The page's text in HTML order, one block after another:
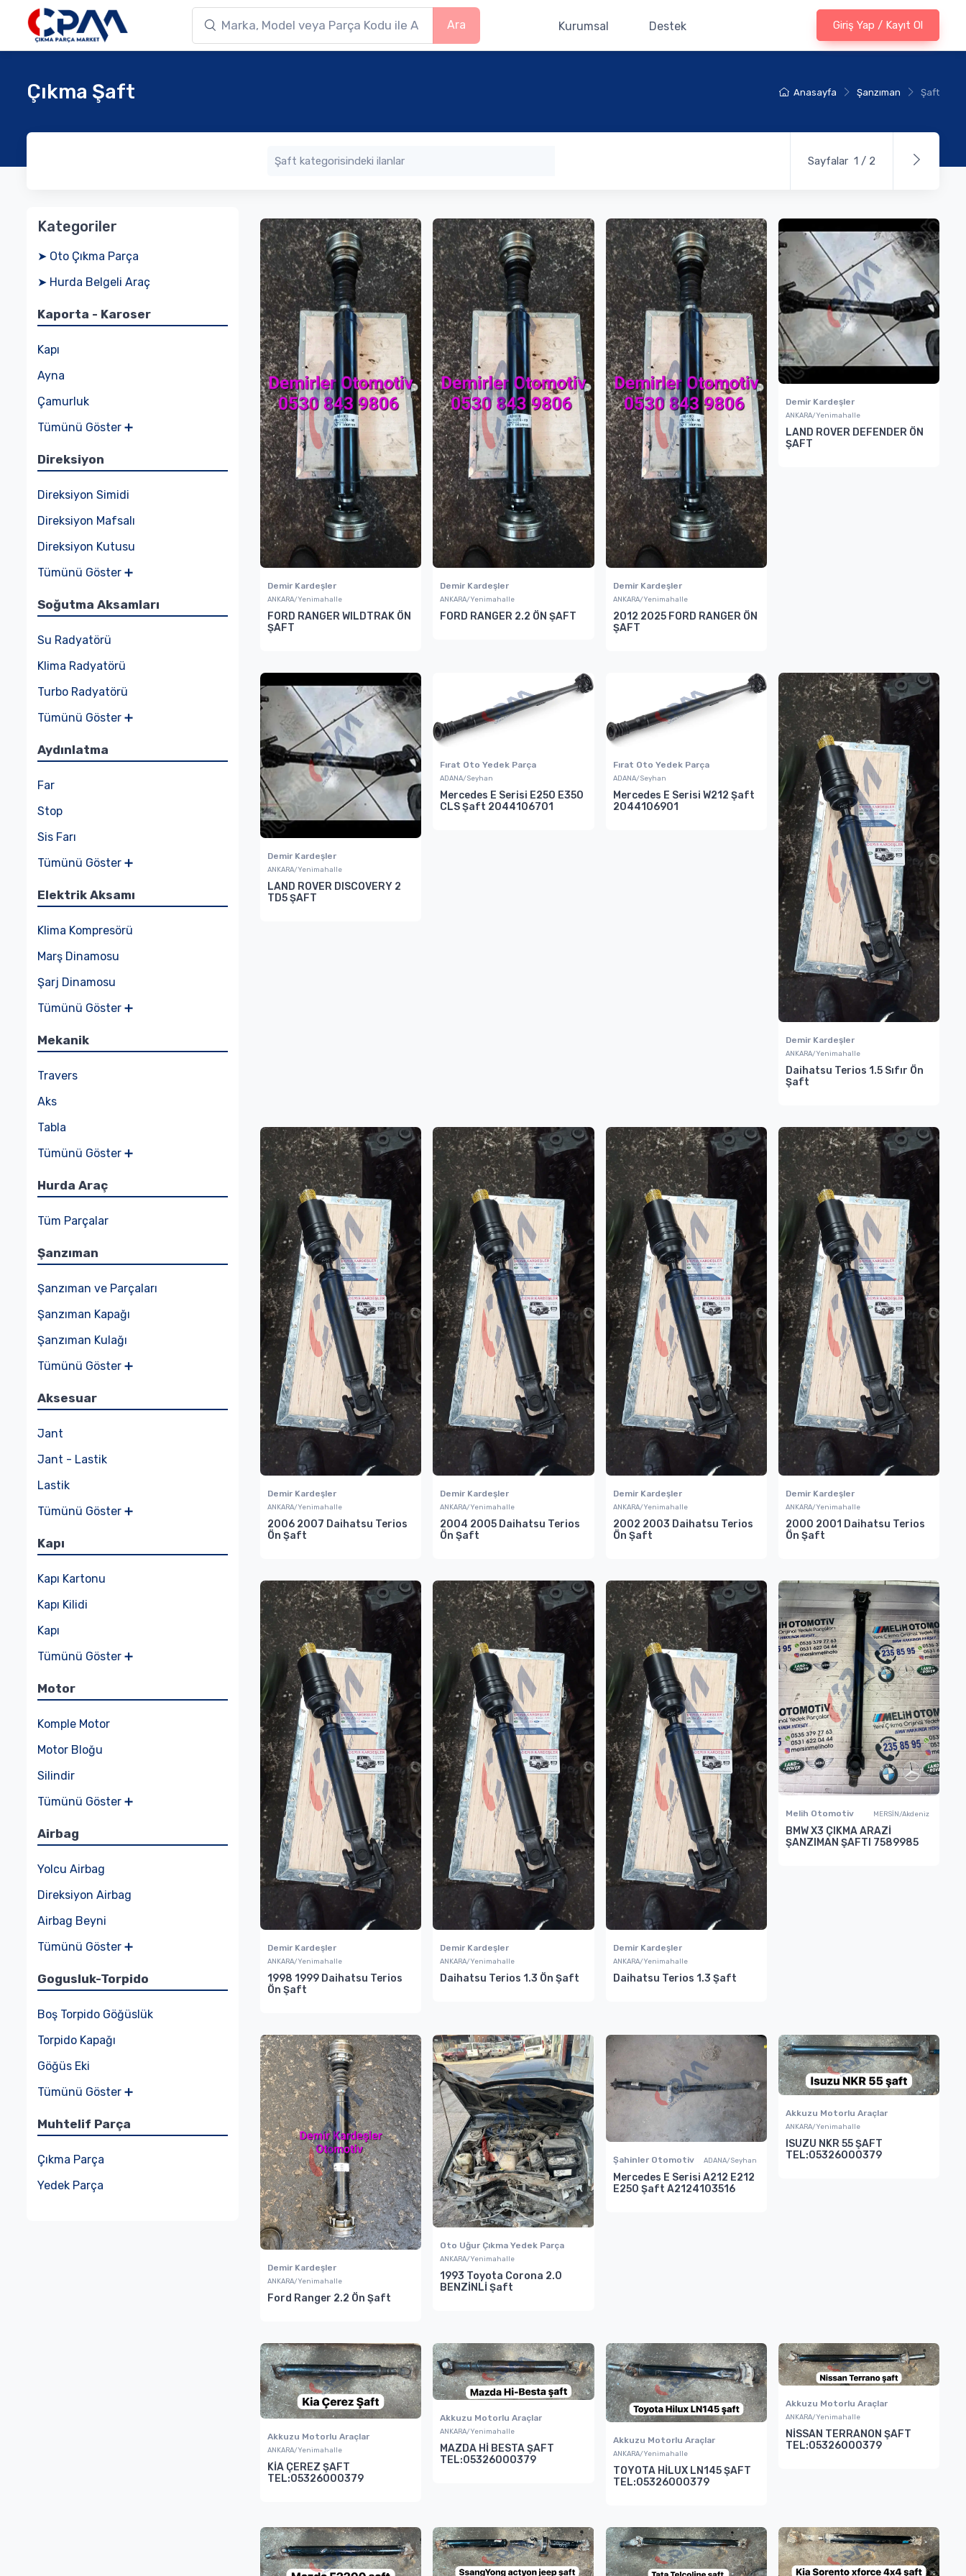
Giriş Yap / Kayıt Ol
Ara Kurumsal Destek
Anasayfa Şanzıman Şaft
Çıkma Şaft
Sayfalar 1 / 2
Kategoriler
➤ Oto Çıkma Parça
➤ Hurda Belgeli Araç
Kaporta - Karoser
Kapı
Ayna
Çamurluk
Tümünü Göster ➕
Direksiyon
Direksiyon Simidi
Direksiyon Mafsalı
Direksiyon Kutusu
Tümünü Göster ➕
Soğutma Aksamları
Su Radyatörü
Klima Radyatörü
Turbo Radyatörü
Tümünü Göster ➕
Aydınlatma
Far
Stop
Sis Farı
Tümünü Göster ➕
Elektrik Aksamı
Klima Kompresörü
Marş Dinamosu
Şarj Dinamosu
Tümünü Göster ➕
Mekanik
Travers
Aks
Tabla
Tümünü Göster ➕
Hurda Araç
Tüm Parçalar
Şanzıman
Şanzıman ve Parçaları
Şanzıman Kapağı
Şanzıman Kulağı
Tümünü Göster ➕
Aksesuar
Jant
Jant - Lastik
Lastik
Tümünü Göster ➕
Kapı
Kapı Kartonu
Kapı Kilidi
Kapı
Tümünü Göster ➕
Motor
Komple Motor
Motor Bloğu
Silindir
Tümünü Göster ➕
Airbag
Yolcu Airbag
Direksiyon Airbag
Airbag Beyni
Tümünü Göster ➕
Gogusluk-Torpido
Boş Torpido Göğüslük
Torpido Kapağı
Göğüs Eki
Tümünü Göster ➕
Muhtelif Parça
Çıkma Parça
Yedek Parça
Demir Kardeşler
ANKARA/Yenimahalle
FORD RANGER WILDTRAK ÖN
ŞAFT
Demir Kardeşler
ANKARA/Yenimahalle
FORD RANGER 2.2 ÖN ŞAFT
Demir Kardeşler
ANKARA/Yenimahalle
2012 2025 FORD RANGER ÖN
ŞAFT
Demir Kardeşler
ANKARA/Yenimahalle
LAND ROVER DEFENDER ÖN
ŞAFT
Demir Kardeşler
ANKARA/Yenimahalle
LAND ROVER DISCOVERY 2
TD5 ŞAFT
Fırat Oto Yedek Parça
ADANA/Seyhan
Mercedes E Serisi E250 E350
CLS Şaft 2044106701
Fırat Oto Yedek Parça
ADANA/Seyhan
Mercedes E Serisi W212 Şaft
2044106901
Demir Kardeşler
ANKARA/Yenimahalle
Daihatsu Terios 1.5 Sıfır Ön
Şaft
Demir Kardeşler
ANKARA/Yenimahalle
2006 2007 Daihatsu Terios
Ön Şaft
Demir Kardeşler
ANKARA/Yenimahalle
2004 2005 Daihatsu Terios
Ön Şaft
Demir Kardeşler
ANKARA/Yenimahalle
2002 2003 Daihatsu Terios
Ön Şaft
Demir Kardeşler
ANKARA/Yenimahalle
2000 2001 Daihatsu Terios
Ön Şaft
Demir Kardeşler
ANKARA/Yenimahalle
1998 1999 Daihatsu Terios
Ön Şaft
Demir Kardeşler
ANKARA/Yenimahalle
Daihatsu Terios 1.3 Ön Şaft
Demir Kardeşler
ANKARA/Yenimahalle
Daihatsu Terios 1.3 Şaft
Melih Otomotiv MERSİN/Akdeniz
BMW X3 ÇIKMA ARAZİ
ŞANZIMAN ŞAFTI 7589985
Demir Kardeşler
ANKARA/Yenimahalle
Ford Ranger 2.2 Ön Şaft
Oto Uğur Çıkma Yedek Parça
ANKARA/Yenimahalle
1993 Toyota Corona 2.0
BENZİNLİ Şaft
Şahinler Otomotiv ADANA/Seyhan
Mercedes E Serisi A212 E212
E250 Şaft A2124103516
Akkuzu Motorlu Araçlar
ANKARA/Yenimahalle
ISUZU NKR 55 ŞAFT
TEL:05326000379
Akkuzu Motorlu Araçlar
ANKARA/Yenimahalle
KİA ÇEREZ ŞAFT
TEL:05326000379
Akkuzu Motorlu Araçlar
ANKARA/Yenimahalle
MAZDA Hİ BESTA ŞAFT
TEL:05326000379
Akkuzu Motorlu Araçlar
ANKARA/Yenimahalle
TOYOTA HİLUX LN145 ŞAFT
TEL:05326000379
Akkuzu Motorlu Araçlar
ANKARA/Yenimahalle
NİSSAN TERRANON ŞAFT
TEL:05326000379